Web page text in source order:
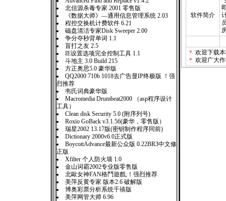
北信源杀毒专家 2001 零售版
《数据大师》—通用信息管理系统 2.03
程控交换机计费软件 6.21
磁盘清洁专家Disk Sweeper 2.00
争分夺秒背单词 1.1
盲打之友 2.5
IE设置选项完全控制工具 1.1
斗地主 3.0 Build 215
方正奥思5.0 豪华版
QQ2000 710b 1018去广告显IP终极版 ！强
烈推荐
韦氏词典豪华版
Macromedia Drumbeat2000 （asp程序设计
工具）
Clean disk Security 5.0 (附序列号)
Roxio GoBack v3.1.56(豪华，零售版）
瑞星2002 13.17版(密钥制作程序同前)
Dictionary 2000v6.0正式版
BoycottAdvance最新公众版 0.22BR3中文修
正版
Xfilter 个人防火墙 1.0
金山词霸2002专业版零售版
北歐女神FAN格鬥遊戲;！强烈推荐
美萍反黄专家 版本2.6 破解版
博奥彩票分析系统千禧版
美萍网管大师 6.96
软件简介
＊ 欢迎下载
＊ 欢迎广大